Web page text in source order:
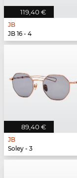
119,40 €
JB
JB 16 - 4
89,40 €
JB
Soley - 3